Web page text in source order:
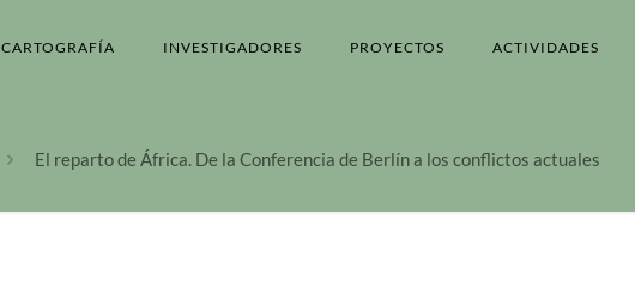
CARTOGRAFÍA INVESTIGADORES PROYECTOS ACTIVIDADES
El reparto de África. De la Conferencia de Berlín a los conflictos actuales